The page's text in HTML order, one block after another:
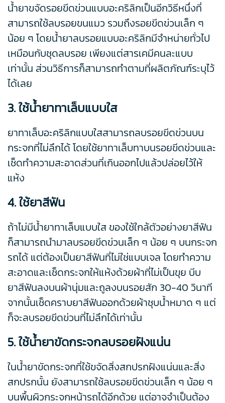
น้ำยาขจัดรอยขีดข่วนแบบอะคริลิกเป็นอีกวิธีหนึ่งที่
สามารถใช้ลบรอยขนแมว รวมถึงรอยขีดข่วนเล็ก ๆ
น้อย ๆ โดยน้ำยาลบรอยแบบอะคริลิกมีจำหน่ายทั่วไป
เหมือนกับชุดลบรอย เพียงแต่สารเคมีคนละแบบ
เท่านั้น ส่วนวิธีการก็สามารถทำตามที่ผลิตภัณฑ์ระบุไว้
ได้เลย
3. ใช้น้ำยาทาเล็บแบบใส
ยาทาเล็บอะคริลิกแบบใสสามารถลบรอยขีดข่วนบน
กระจกที่ไม่ลึกได้ โดยใช้ยาทาเล็บทาบนรอยขีดข่วนและ
เช็ดทำความสะอาดส่วนที่เกินออกไปแล้วปล่อยไว้ให้
แห้ง
4. ใช้ยาสีฟัน
ถ้าไม่มีน้ำยาทาเล็บแบบใส ของใช้ใกล้ตัวอย่างยาสีฟัน
ก็สามารถนำมาลบรอยขีดข่วนเล็ก ๆ น้อย ๆ บนกระจก
รถได้ แต่ต้องเป็นยาสีฟันที่ไม่ใช่แบบเจล โดยทำความ
สะอาดและเช็ดกระจกให้แห้งด้วยผ้าที่ไม่เป็นขุย บีบ
ยาสีฟันลงบนผ้านุ่มและถูลงบนรอยสัก 30-40 วินาที
จากนั้นเช็ดคราบยาสีฟันออกด้วยผ้าชุบน้ำหมาด ๆ แต่
ก็จะลบรอยขีดข่วนที่ไม่ลึกได้เท่านั้น
5. ใช้น้ำยาขัดกระจกลบรอยฝังแน่น
ในน้ำยาขัดกระจกที่ใช้ขจัดสิ่งสกปรกฝังแน่นและสิ่ง
สกปรกนั้น ยังสามารถใช้ลบรอยขีดข่วนเล็ก ๆ น้อย ๆ
บนพื้นผิวกระจกหน้ารถได้อีกด้วย แต่อาจจำเป็นต้อง